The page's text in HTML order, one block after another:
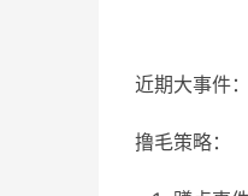
近期大事件
撸毛策略：